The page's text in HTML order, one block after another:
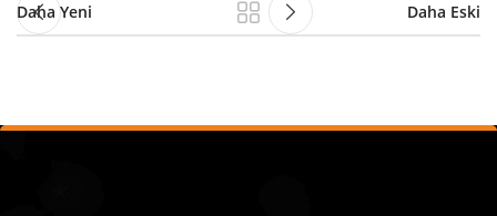
Daha Yeni Daha Eski